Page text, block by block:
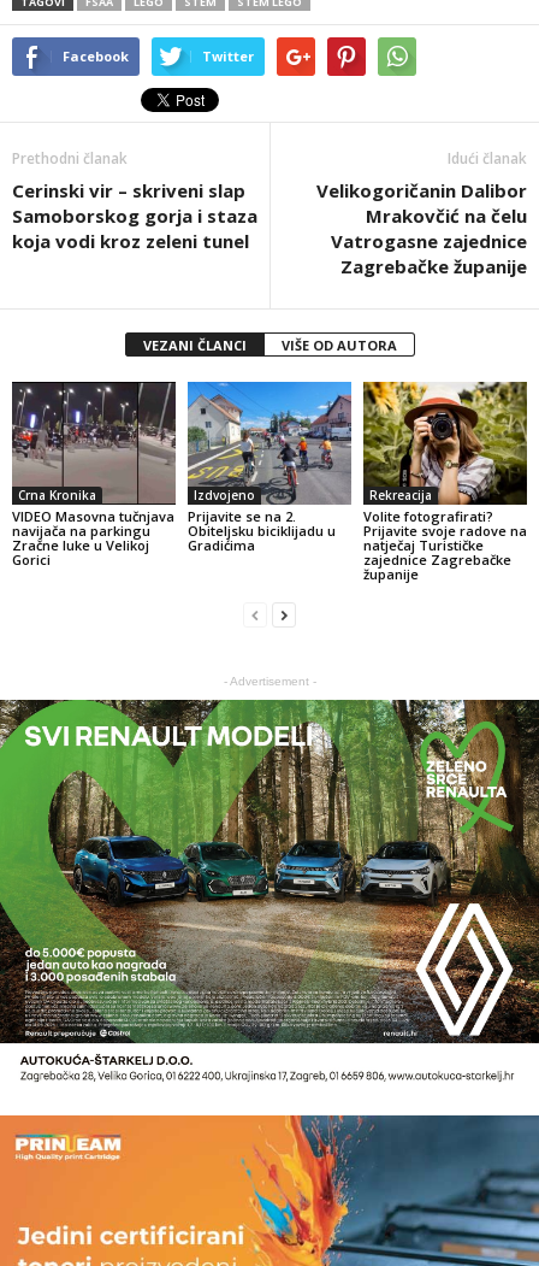
Facebook Twitter
Prethodni članak
Cerinski vir – skriveni slap
Samoborskog gorja i staza
koja vodi kroz zeleni tunel
Idući članak
Velikogoričanin Dalibor
Mrakovčić na čelu
Vatrogasne zajednice
Zagrebačke županije
VEZANI ČLANCI VIŠE OD AUTORA
Crna Kronika
VIDEO Masovna tučnjava
navijača na parkingu
Zračne luke u Velikoj
Gorici
Izdvojeno
Prijavite se na 2.
Obiteljsku biciklijadu u
Gradićima
Rekreacija
Volite fotografirati?
Prijavite svoje radove na
natječaj Turističke
zajednice Zagrebačke
županije
- Advertisement -